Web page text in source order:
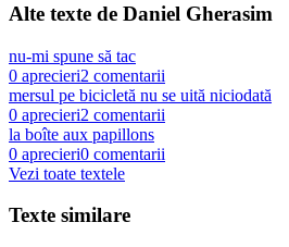
Alte texte de Daniel Gherasim
nu-mi spune să tac
0 aprecieri2 comentarii
mersul pe bicicletă nu se uită niciodată
0 aprecieri2 comentarii
la boîte aux papillons
0 aprecieri0 comentarii
Vezi toate textele
Texte similare